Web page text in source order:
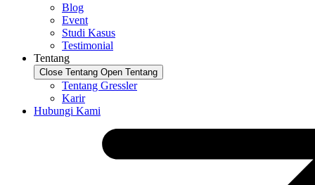
Blog
Event
Studi Kasus
Testimonial
Tentang
Close Tentang Open Tentang
Tentang Gressler
Karir
Hubungi Kami